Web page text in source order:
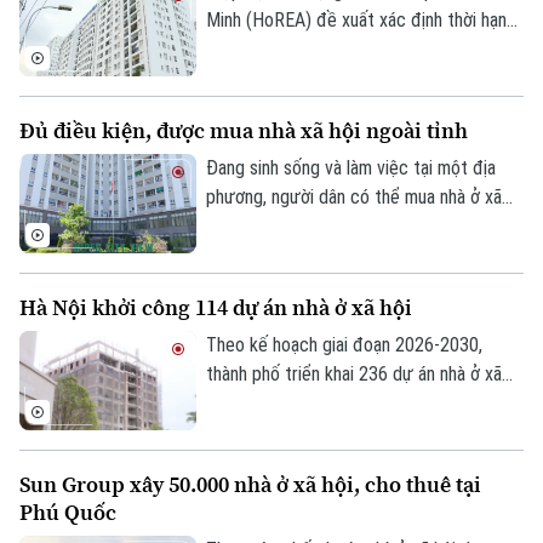
Tư vấn sức khỏe
Quần vợt
Giải trí
Tin tức
Sao
Điện ảnh
Thời trang
Đã phát sóng
Minh (HoREA) đề xuất xác định thời hạn
Đủ điều kiện, được mua nhà xã hội ngoài tỉnh
Đang sinh sống và làm việc tại một địa
phương, người dân có thể mua nhà ở xã
Hà Nội khởi công 114 dự án nhà ở xã hội
Theo kế hoạch giai đoạn 2026-2030,
thành phố triển khai 236 dự án nhà ở xã
290.500 tỷ đồng.
Sun Group xây 50.000 nhà ở xã hội, cho thuê tại
Phú Quốc